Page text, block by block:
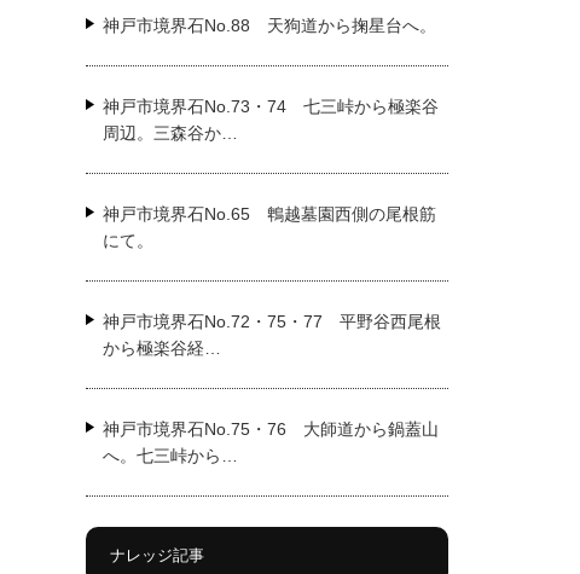
神戸市境界石No.88 天狗道から掬星台へ。
神戸市境界石No.73・74 七三峠から極楽谷
周辺。三森谷か…
神戸市境界石No.65 鵯越墓園西側の尾根筋
にて。
神戸市境界石No.72・75・77 平野谷西尾根
から極楽谷経…
神戸市境界石No.75・76 大師道から鍋蓋山
へ。七三峠から…
ナレッジ記事